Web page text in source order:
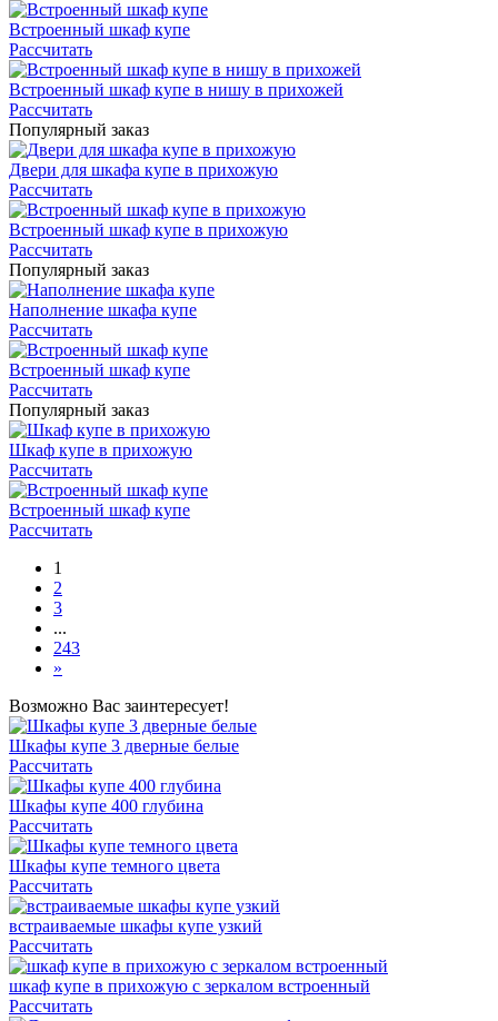
Встроенный шкаф купе
Рассчитать
Встроенный шкаф купе в нишу в прихожей
Рассчитать
Популярный заказ
Двери для шкафа купе в прихожую
Рассчитать
Встроенный шкаф купе в прихожую
Рассчитать
Популярный заказ
Наполнение шкафа купе
Рассчитать
Встроенный шкаф купе
Рассчитать
Популярный заказ
Шкаф купе в прихожую
Рассчитать
Встроенный шкаф купе
Рассчитать
1
2
3
...
243
»
Возможно Вас заинтересует!
Шкафы купе 3 дверные белые
Рассчитать
Шкафы купе 400 глубина
Рассчитать
Шкафы купе темного цвета
Рассчитать
встраиваемые шкафы купе узкий
Рассчитать
шкаф купе в прихожую с зеркалом встроенный
Рассчитать